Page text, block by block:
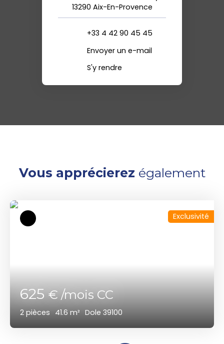
13290 Aix-En-Provence
+33 4 42 90 45 45
Envoyer un e-mail
S'y rendre
Vous apprécierez également
625€ /mois CC
2 pièces 41.6 m² Dole 39100
Exclusivité